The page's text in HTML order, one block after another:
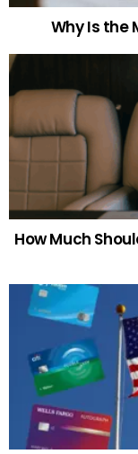
Why Is the
How Much